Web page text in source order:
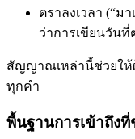
ตราลงเวลา (“ม
ว่าการเขียนวันที่
สัญญาณเหล่านี้ช่วยให้
ทุกคำ
พื้นฐานการเข้าถึง